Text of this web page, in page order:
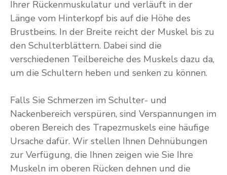
Ihrer Rückenmuskulatur und verläuft in der
Länge vom Hinterkopf bis auf die Höhe des
Brustbeins. In der Breite reicht der Muskel bis zu
den Schulterblättern. Dabei sind die
verschiedenen Teilbereiche des Muskels dazu da,
um die Schultern heben und senken zu können.
Falls Sie Schmerzen im Schulter- und
Nackenbereich verspüren, sind Verspannungen im
oberen Bereich des Trapezmuskels eine häufige
Ursache dafür. Wir stellen Ihnen Dehnübungen
zur Verfügung, die Ihnen zeigen wie Sie Ihre
Muskeln im oberen Rücken dehnen und die